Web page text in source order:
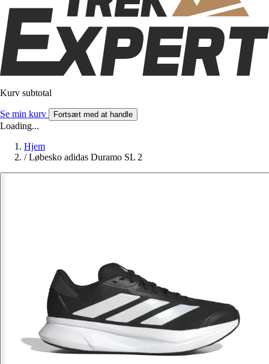
Kurv subtotal
Se min kurv Fortsæt med at handle
Loading...
Hjem
/ Løbesko adidas Duramo SL 2